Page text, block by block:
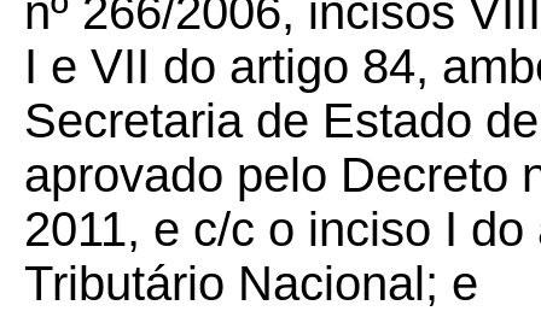
nº 266/2006, incisos
I e VII do artigo 84,
Secretaria de Estado
aprovado pelo Decreto
2011, e c/c o inciso I
Tributário Nacional; e